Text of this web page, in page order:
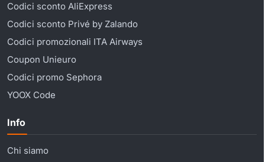
Codici sconto AliExpress
Codici sconto Privé by Zalando
Codici promozionali ITA Airways
Coupon Unieuro
Codici promo Sephora
YOOX Code
Info
Chi siamo